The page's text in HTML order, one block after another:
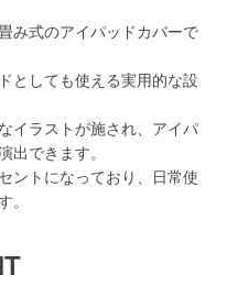
み式のアイパッドカバーで
としても使える実用的な設
イラストが施され、アイパ
出できます。
ントになっており、日常使
。